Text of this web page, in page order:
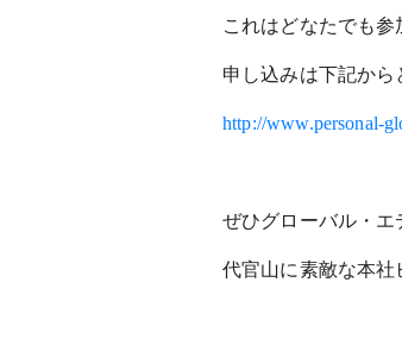
これはどなたでも参
申し込みは下記から
http://www.personal-
ぜひグローバル・エ
代官山に素敵な本